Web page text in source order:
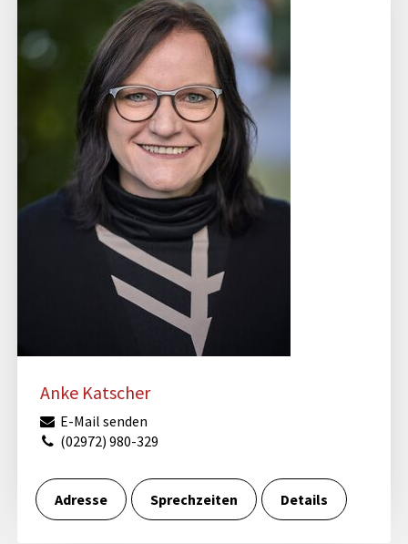
Anke Katscher
E-Mail senden
(02972) 980-329
Adresse Sprechzeiten Details